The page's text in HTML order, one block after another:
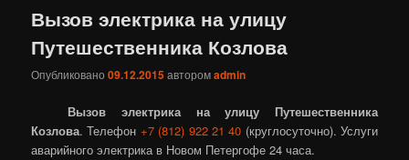
Вызов электрика на улицу
Путешественника Козлова
Опубликовано09.12.2015авторомadmin
Вызов электрика на улицу Путешественника
Козлова. Телефон +7 (812) 922 21 40 (круглосуточно). Услуги
аварийного электрика в Новом Петергофе 24 часа.